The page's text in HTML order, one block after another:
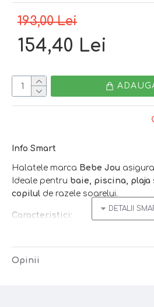
193,00 Lei
154,40 Lei
Info Smart
Halatele marca Bebe Jou asigura
Ideale pentru baie, piscina, plaja
copilul de razele soarelui.
Caracteristici:
moale-
bumbac tip
Opinii